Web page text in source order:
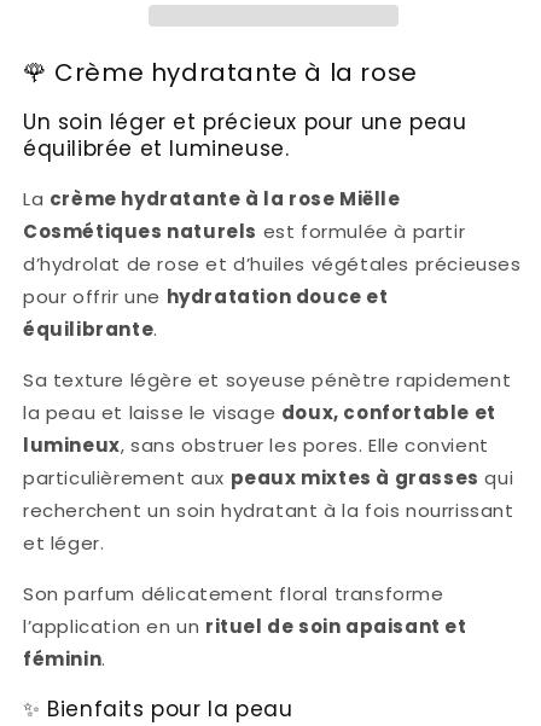
🌹 Crème hydratante à la rose
Un soin léger et précieux pour une peau
équilibrée et lumineuse.
La crème hydratante à la rose Miëlle
Cosmétiques naturels est formulée à partir
d’hydrolat de rose et d’huiles végétales précieuses
pour offrir une hydratation douce et
équilibrante.
Sa texture légère et soyeuse pénètre rapidement
la peau et laisse le visage doux, confortable et
lumineux, sans obstruer les pores. Elle convient
particulièrement aux peaux mixtes à grasses qui
recherchent un soin hydratant à la fois nourrissant
et léger.
Son parfum délicatement floral transforme
l’application en un rituel de soin apaisant et
féminin.
✨ Bienfaits pour la peau